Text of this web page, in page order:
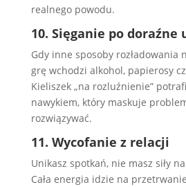
realnego powodu.
10. Sięganie po doraźne
Gdy inne sposoby rozładowania
grę wchodzi alkohol, papierosy
Kieliszek „na rozluźnienie”
nawykiem, który maskuje
rozwiązywać.
11. Wycofanie z relacji
Unikasz spotkań, nie masz siły
Cała energia idzie na